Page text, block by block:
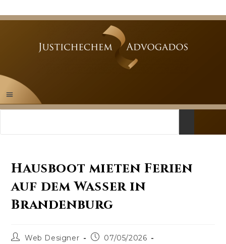
Hausboot mieten Ferien
auf dem Wasser in
Brandenburg
Web Designer
07/05/2026